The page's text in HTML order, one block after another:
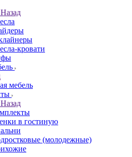
Назад
кровати
мебель
Назад
в гостиную
(молодежные)